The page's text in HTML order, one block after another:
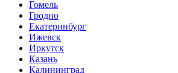
Гомель
Гродно
Екатеринбург
Ижевск
Иркутск
Казань
Калининград